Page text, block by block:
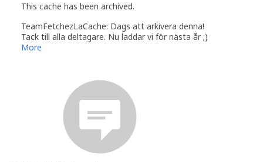
This cache has been archived.
TeamFetchezLaCache: Dags att arkivera denna!
Tack till alla deltagare. Nu laddar vi för nästa år ;)
More